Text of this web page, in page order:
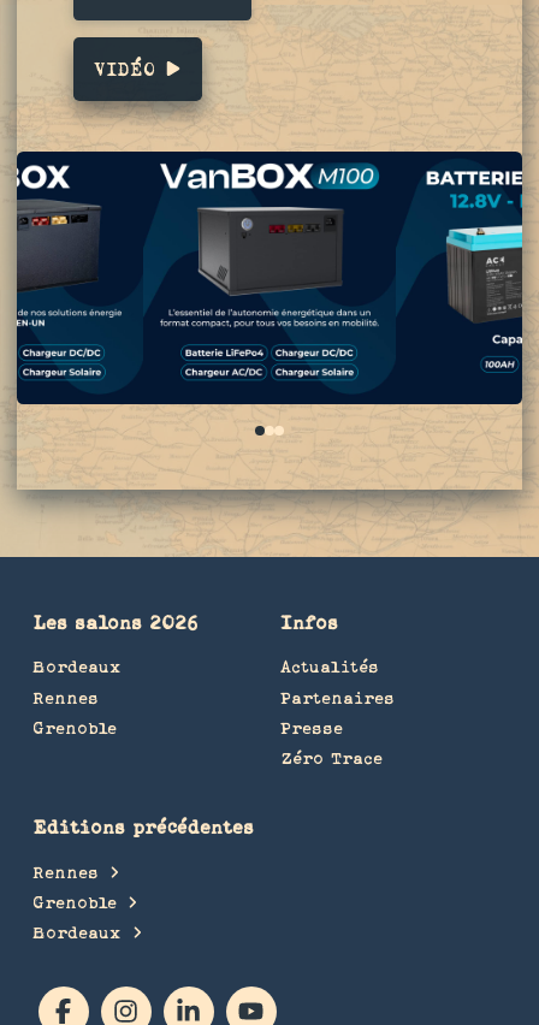
VIDÉO
012
Les salons 2026
Bordeaux
Rennes
Grenoble
Infos
Actualités
Partenaires
Presse
Zéro Trace
Editions précédentes
Rennes
Grenoble
Bordeaux